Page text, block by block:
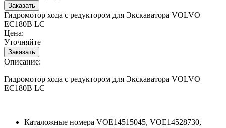
Гидромотор хода с редуктором для Экскаватора VOLVO
EC180B LC
Цена:
Уточняйте
Описание:
Гидромотор хода с редуктором для Экскаватора VOLVO
EC180B LC
Каталожные номера VOE14515045, VOE14528730,